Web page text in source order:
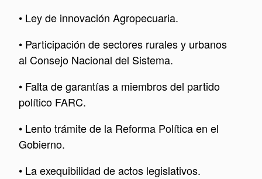
• Ley de innovación Agropecuaria.
• Participación de sectores rurales y urbanos
al Consejo Nacional del Sistema.
• Falta de garantías a miembros del partido
político FARC.
• Lento trámite de la Reforma Política en el
Gobierno.
• La exequibilidad de actos legislativos.